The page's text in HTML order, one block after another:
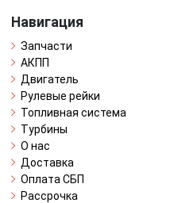
Навигация
Запчасти
АКПП
Двигатель
Рулевые рейки
Топливная система
Турбины
О нас
Доставка
Оплата СБП
Рассрочка